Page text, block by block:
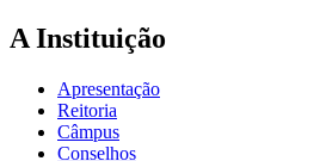
A Instituição
Apresentação
Reitoria
Câmpus
Conselhos